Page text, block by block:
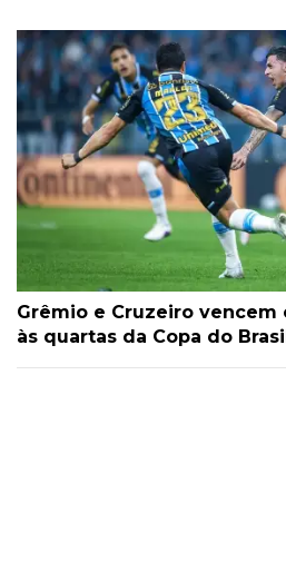
Grêmio e Cruzeiro vencem
às quartas da Copa do